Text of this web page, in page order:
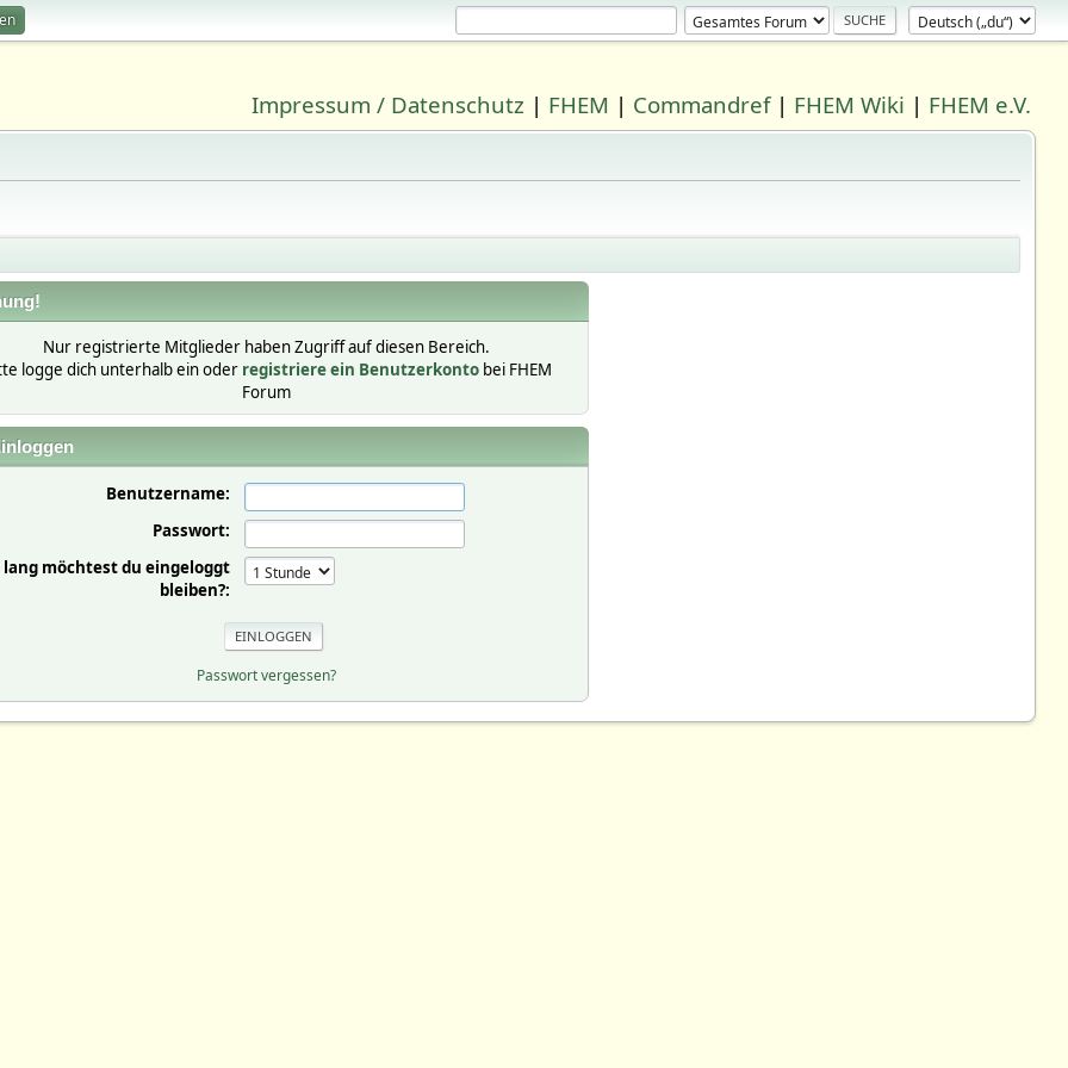
Impressum / Datenschutz | FHEM | Commandref| FHEM Wiki | FHEM e.V.
Nur registrierte Mitglieder haben Zugriff auf diesen Bereich.
logge dich unterhalb ein oder registriere ein Benutzerkontobei FHEM
Forum
Benutzername:
Passwort:
lang möchtest du eingeloggt
bleiben?:
Passwort vergessen?